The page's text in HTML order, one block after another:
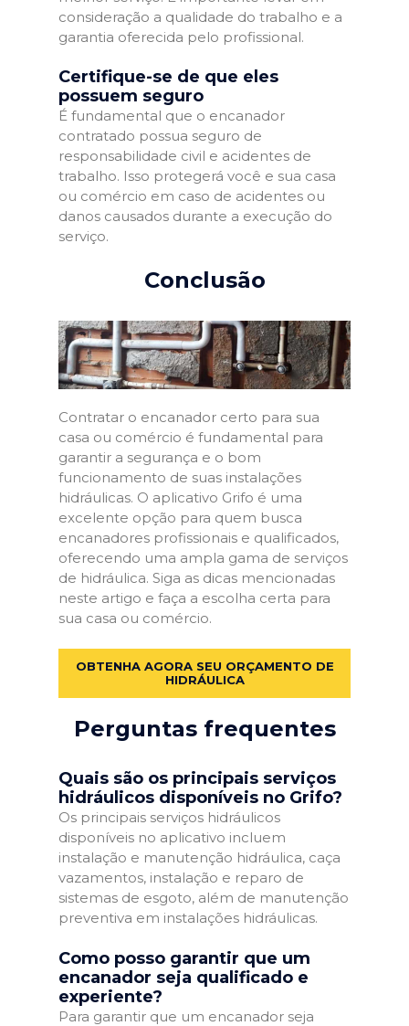
consideração a qualidade do trabalho e a
garantia oferecida pelo profissional.
Certifique-se de que eles
possuem seguro
É fundamental que o encanador
contratado possua seguro de
responsabilidade civil e acidentes de
trabalho. Isso protegerá você e sua casa
ou comércio em caso de acidentes ou
danos causados durante a execução do
serviço.
Conclusão
Contratar o encanador certo para sua
casa ou comércio é fundamental para
garantir a segurança e o bom
funcionamento de suas instalações
hidráulicas. O aplicativo Grifo é uma
excelente opção para quem busca
encanadores profissionais e qualificados,
oferecendo uma ampla gama de serviços
de hidráulica. Siga as dicas mencionadas
neste artigo e faça a escolha certa para
sua casa ou comércio.
OBTENHA AGORA SEU ORÇAMENTO DE
HIDRÁULICA
Perguntas frequentes
Quais são os principais serviços
hidráulicos disponíveis no Grifo?
Os principais serviços hidráulicos
disponíveis no aplicativo incluem
instalação e manutenção hidráulica, caça
vazamentos, instalação e reparo de
sistemas de esgoto, além de manutenção
preventiva em instalações hidráulicas.
Como posso garantir que um
encanador seja qualificado e
experiente?
Para garantir que um encanador seja